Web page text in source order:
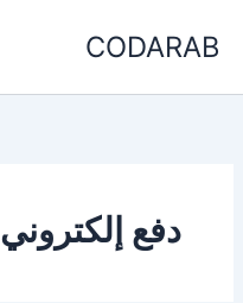
CODARAB
دفع إلكتروني